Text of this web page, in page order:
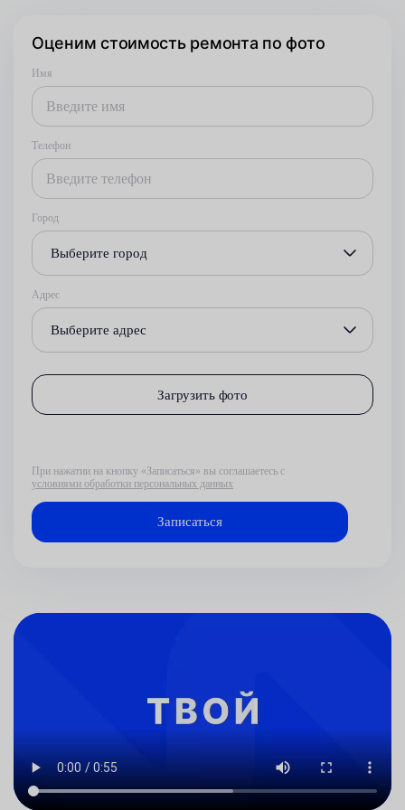
Оценим стоимость ремонта по фото
Имя
Телефон
Город
Выберите город
Адрес
Выберите адрес
Загрузить фото
При нажатии на кнопку «Записаться» вы соглашаетесь с
условиями обработки персональных данных